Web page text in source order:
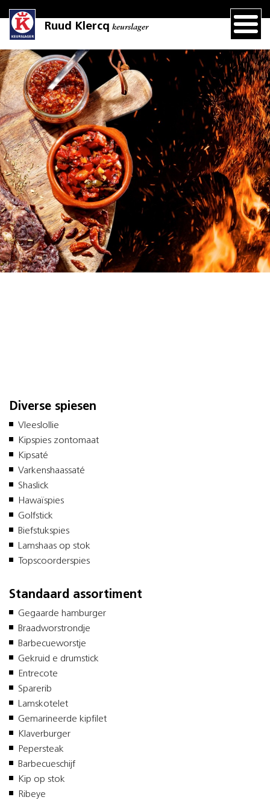
Ruud Klercq keurslager
Diverse spiesen
Vleeslollie
Kipspies zontomaat
Kipsaté
Varkenshaassaté
Shaslick
Hawaïspies
Golfstick
Biefstukspies
Lamshaas op stok
Topscoorderspies
Standaard assortiment
Gegaarde hamburger
Braadworstrondje
Barbecueworstje
Gekruid e drumstick
Entrecote
Sparerib
Lamskotelet
Gemarineerde kipfilet
Klaverburger
Pepersteak
Barbecueschijf
Kip op stok
Ribeye